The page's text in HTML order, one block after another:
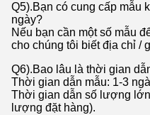
Q5).Bạn có cung cấp mẫu
ngày?
Nếu bạn cần một số mẫu
cho chúng tôi biết địa chỉ /
Q6).Bao lâu là thời gian
Thời gian dẫn mẫu: 1-3
Thời gian dẫn số lượng
lượng đặt hàng).